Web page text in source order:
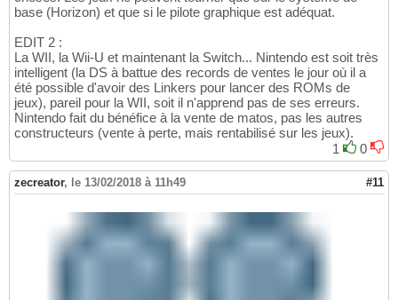
base (Horizon) et que si le pilote graphique est adéquat.
EDIT 2 :
La WII, la Wii-U et maintenant la Switch... Nintendo est soit très
intelligent (la DS à battue des records de ventes le jour où il a
été possible d'avoir des Linkers pour lancer des ROMs de
jeux), pareil pour la WII, soit il n'apprend pas de ses erreurs.
Nintendo fait du bénéfice à la vente de matos, pas les autres
constructeurs (vente à perte, mais rentabilisé sur les jeux).
1
0
zecreator, le 13/02/2018 à 11h49 #11